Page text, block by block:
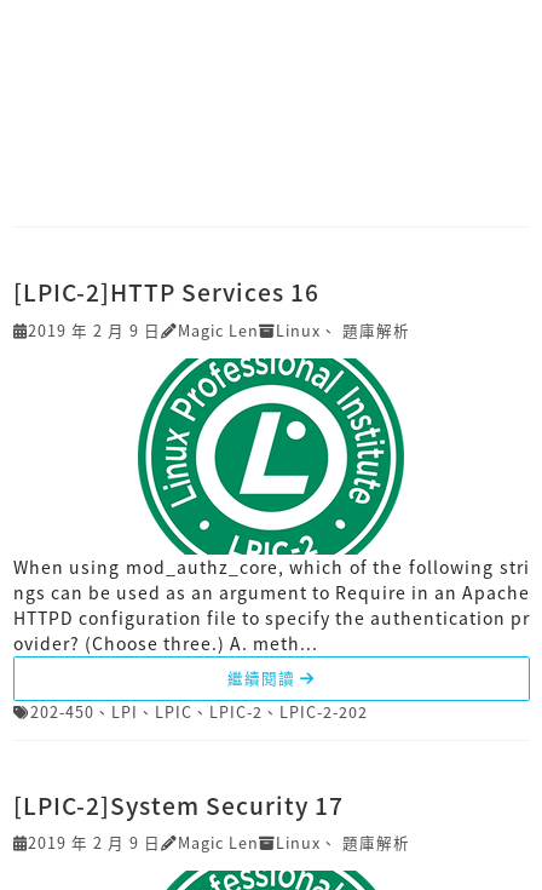
[LPIC-2]HTTP Services 16
2019 年 2 月 9 日 Magic Len Linux 、 題庫解析
When using mod_authz_core, which of the following stri
ngs can be used as an argument to Require in an Apache
HTTPD configuration file to specify the authentication pr
ovider? (Choose three.) A. meth...
繼續閱讀
202-450 、 LPI 、 LPIC 、 LPIC-2 、 LPIC-2-202
[LPIC-2]System Security 17
2019 年 2 月 9 日 Magic Len Linux 、 題庫解析